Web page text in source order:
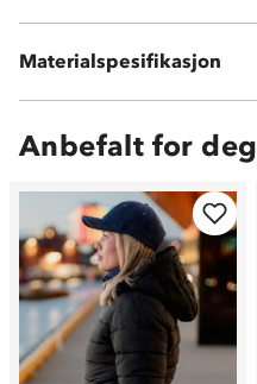
Materialspesifikasjon
100 % polyester
Anbefalt for deg